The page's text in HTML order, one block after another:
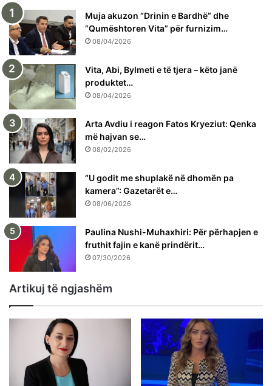
Muja akuzon “Drinin e Bardhë” dhe
“Qumështoren Vita” për furnizim…
08/04/2026
Vita, Abi, Bylmeti e të tjera – këto janë
produktet…
08/04/2026
Arta Avdiu i reagon Fatos Kryeziut: Qenka
më hajvan se…
08/02/2026
“U godit me shuplakë në dhomën pa
kamera”: Gazetarët e…
08/06/2026
Paulina Nushi-Muhaxhiri: Për përhapjen e
fruthit fajin e kanë prindërit…
07/30/2026
Artikuj të ngjashëm